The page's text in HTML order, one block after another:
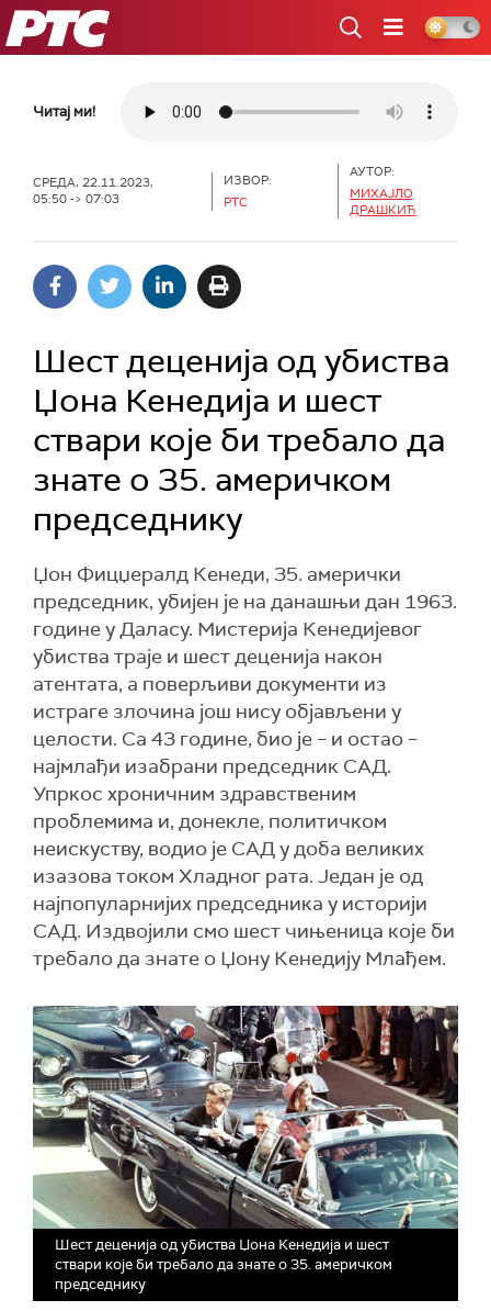
РТС
Читај ми!
СРЕДА, 22.11.2023,
05:50 -> 07:03
ИЗВОР:
РТС
АУТОР:
МИХАЈЛО
ДРАШКИЋ
Шест деценија од убиства
Џона Кенедија и шест
ствари које би требало да
знате о 35. америчком
председнику
Џон Фицџералд Кенеди, 35. амерички
председник, убијен је на данашњи дан 1963.
године у Даласу. Мистерија Кенедијевог
убиства траје и шест деценија након
атентата, а поверљиви документи из
истраге злочина још нису објављени у
целости. Са 43 године, био је – и остао –
најмлађи изабрани председник САД.
Упркос хроничним здравственим
проблемима и, донекле, политичком
неискуству, водио је САД у доба великих
изазова током Хладног рата. Један је од
најпопуларнијих председника у историји
САД. Издвојили смо шест чињеница које би
требало да знате о Џону Кенедију Млађем.
Шест деценија од убиства Џона Кенедија и шест
ствари које би требало да знате о 35. америчком
председнику